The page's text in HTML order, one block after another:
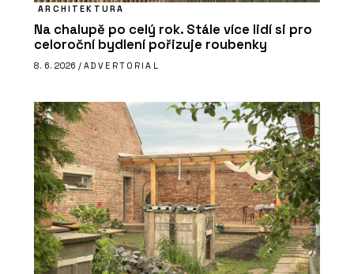
ARCHITEKTURA
Na chalupě po celý rok. Stále více lidí si pro
celoroční bydlení pořizuje roubenky
8. 6. 2026 / ADVERTORIAL